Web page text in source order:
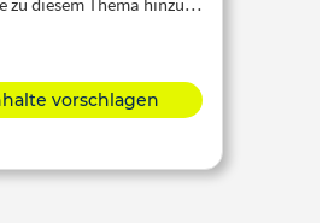
vorschlagen